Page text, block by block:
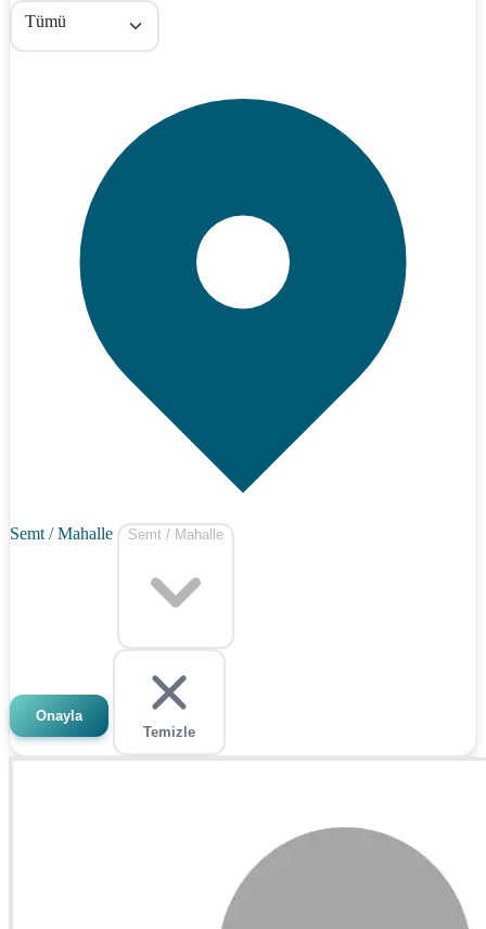
Tümü
Semt / Mahalle Semt / Mahalle
Onayla
Temizle